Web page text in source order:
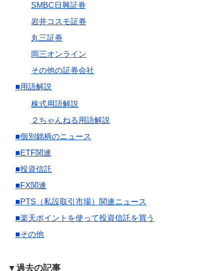
SMBC日興証券
岩井コスモ証券
丸三証券
岡三オンライン
その他の証券会社
■用語解説
株式用語解説
２ちゃんねる用語解説
■個別銘柄のニュース
■ETF関連
■投資信託
■FX関連
■PTS（私設取引市場）関連ニュース
■楽天ポイントを使って投資信託を買う
■その他
▼過去の記事